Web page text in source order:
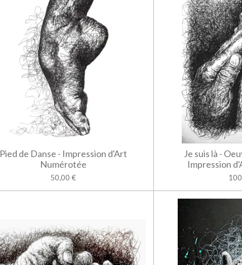
Pied de Danse - Impression d'Art
Numérotée
50,00 €
Je suis là -
Impression